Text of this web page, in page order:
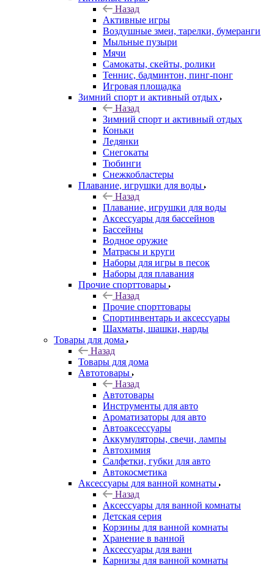
Назад
Активные игры
Воздушные змеи, тарелки, бумеранги
Мыльные пузыри
Мячи
Самокаты, скейты, ролики
Теннис, бадминтон, пинг-понг
Игровая площадка
Зимний спорт и активный отдых
Назад
Зимний спорт и активный отдых
Коньки
Ледянки
Снегокаты
Тюбинги
Снежкобластеры
Плавание, игрушки для воды
Назад
Плавание, игрушки для воды
Аксессуары для бассейнов
Бассейны
Водное оружие
Матрасы и круги
Наборы для игры в песок
Наборы для плавания
Прочие спорттовары
Назад
Прочие спорттовары
Спортинвентарь и аксессуары
Шахматы, шашки, нарды
Товары для дома
Назад
Товары для дома
Автотовары
Назад
Автотовары
Инструменты для авто
Ароматизаторы для авто
Автоаксессуары
Аккумуляторы, свечи, лампы
Автохимия
Салфетки, губки для авто
Автокосметика
Аксессуары для ванной комнаты
Назад
Аксессуары для ванной комнаты
Детская серия
Корзины для ванной комнаты
Хранение в ванной
Аксессуары для ванн
Карнизы для ванной комнаты